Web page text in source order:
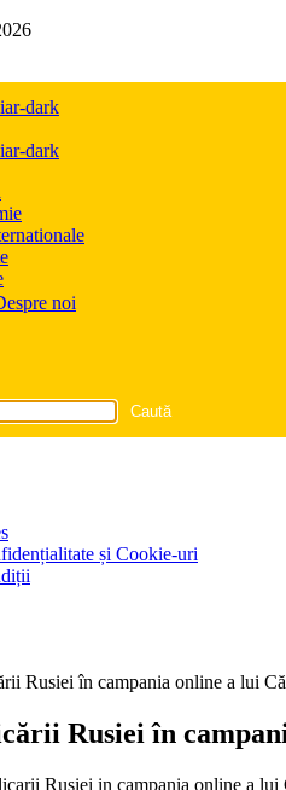
noi
și Cookie-uri
Rusiei în campania online a lui
Rusiei în